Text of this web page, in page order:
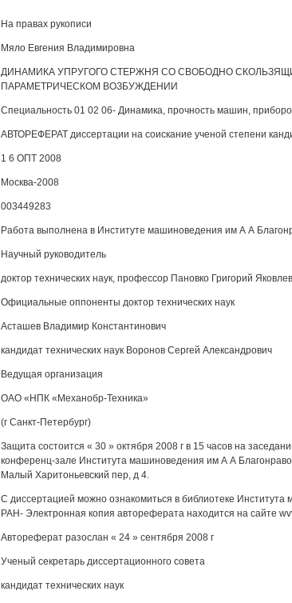
На правах рукописи
Мяло Евгения Владимировна
ДИНАМИКА УПРУГОГО СТЕРЖНЯ СО СВОБОДНО
ПАРАМЕТРИЧЕСКОМ ВОЗБУЖДЕНИИ
Специальность 01 02 06- Динамика, прочность машин,
АВТОРЕФЕРАТ диссертации на соискание ученой степени
1 6 ОПТ 2008
Москва-2008
003449283
Работа выполнена в Институте машиноведения им А А
Научный руководитель
доктор технических наук, профессор Пановко Григорий
Официальные оппоненты доктор технических наук
Асташев Владимир Константинович
кандидат технических наук Воронов Сергей Александрович
Ведущая организация
ОАО «НПК «Механобр-Техника»
(г Санкт-Петербург)
Защита состоится « 30 » октября 2008 г в 15 часов на
конференц-зале Института машиноведения им А А
Малый Харитоньевский пер, д 4.
С диссертацией можно ознакомиться в библиотеке
РАН- Электронная копия автореферата находится на сайте
Автореферат разослан « 24 » сентября 2008 г
Ученый секретарь диссертационного совета
кандидат технических наук